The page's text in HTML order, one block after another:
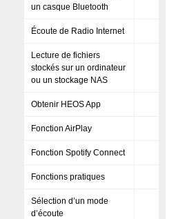
un casque Bluetooth
Écoute de Radio Internet
Lecture de fichiers
stockés sur un ordinateur
ou un stockage NAS
Obtenir HEOS App
Fonction AirPlay
Fonction Spotify Connect
Fonctions pratiques
Sélection d’un mode
d’écoute